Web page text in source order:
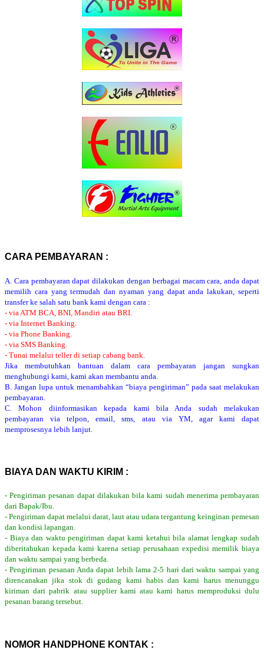
CARA PEMBAYARAN :
A. Cara pembayaran dapat dilakukan dengan berbagai macam cara, anda dapat
memilih cara yang termudah dan nyaman yang dapat anda lakukan, seperti
transfer ke salah satu bank kami dengan cara :
- via ATM BCA, BNI, Mandiri atau BRI.
- via Internet Banking.
- via Phone Banking.
- via SMS Banking.
- Tunai melalui teller di setiap cabang bank.
Jika membutuhkan bantuan dalam cara pembayaran jangan sungkan
menghubungi kami, kami akan membantu anda.
B. Jangan lupa untuk menambahkan “biaya pengiriman” pada saat melakukan
pembayaran.
C. Mohon diinformasikan kepada kami bila Anda sudah melakukan
pembayaran via telpon, email, sms, atau via YM, agar kami dapat
memprosesnya lebih lanjut.
BIAYA DAN WAKTU KIRIM :
- Pengiriman pesanan dapat dilakukan bila kami sudah menerima pembayaran
dari Bapak/Ibu.
- Pengiriman dapat melalui darat, laut atau udara tergantung keinginan pemesan
dan kondisi lapangan.
- Biaya dan waktu pengiriman dapat kami ketahui bila alamat lengkap sudah
diberitahukan kepada kami karena setiap perusahaan expedisi memilik biaya
dan waktu sampai yang berbeda.
- Pengiriman pesanan Anda dapat lebih lama 2-5 hari dari waktu sampai yang
direncanakan jika stok di gudang kami habis dan kami harus menunggu
kiriman dari pabrik atau supplier kami atau kami harus memproduksi dulu
pesanan barang tersebut.
NOMOR HANDPHONE KONTAK :